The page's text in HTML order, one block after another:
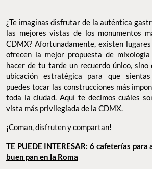
¿Te imaginas disfrutar de la auténtica
las mejores vistas de los monumentos
CDMX? Afortunadamente, existen
ofrecen la mejor propuesta de
hacer de tu tarde un recuerdo único, sino
ubicación estratégica para que
puedes tocar las construcciones más
toda la ciudad. Aquí te decimos cuáles
vista más privilegiada de la CDMX.
¡Coman, disfruten y compartan!
TE PUEDE INTERESAR:6 cafeterías para
buen pan en la Roma